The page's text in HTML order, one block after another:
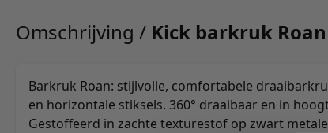
Omschrijving / Kick barkruk
Barkruk Roan: stijlvolle, comfortabele
en horizontale stiksels. 360° draaibaar en in
Gestoffeerd in zachte texturestof op zwart